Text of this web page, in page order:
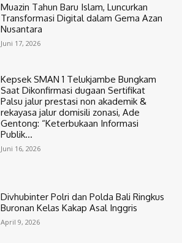
Muazin Tahun Baru Islam, Luncurkan
Transformasi Digital dalam Gema Azan
Nusantara
Juni 17, 2026
Kepsek SMAN 1 Telukjambe Bungkam
Saat Dikonfirmasi dugaan Sertifikat
Palsu jalur prestasi non akademik &
rekayasa jalur domisili zonasi, Ade
Gentong: “Keterbukaan Informasi
Publik...
Juni 16, 2026
Divhubinter Polri dan Polda Bali Ringkus
Buronan Kelas Kakap Asal Inggris
April 9, 2026